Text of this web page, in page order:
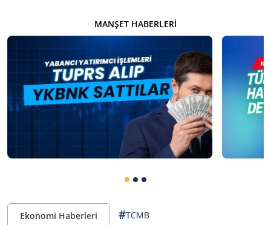
MANŞET HABERLERI
Ekonomi Haberleri #TCMB